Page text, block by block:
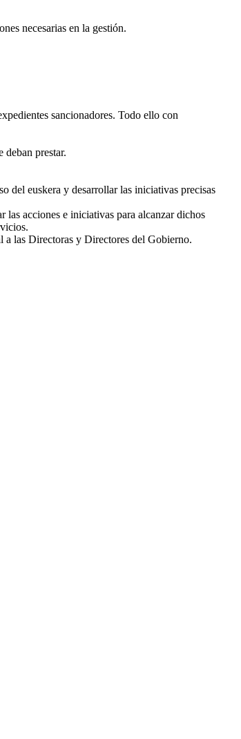
necesarias en la gestión.
sancionadores. Todo ello con
prestar.
del euskera y desarrollar las iniciativas precisas
acciones e iniciativas para alcanzar dichos
a las Directoras y Directores del Gobierno.